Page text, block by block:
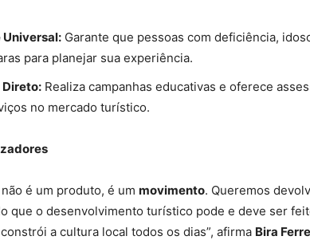
Garante que pessoas com deficiência,
para planejar sua experiência.
Direto: Realiza campanhas educativas e oferece
no mercado turístico.
é um produto, é um movimento. Queremos
que o desenvolvimento turístico pode e deve ser
a cultura local todos os dias”, afirma Bira